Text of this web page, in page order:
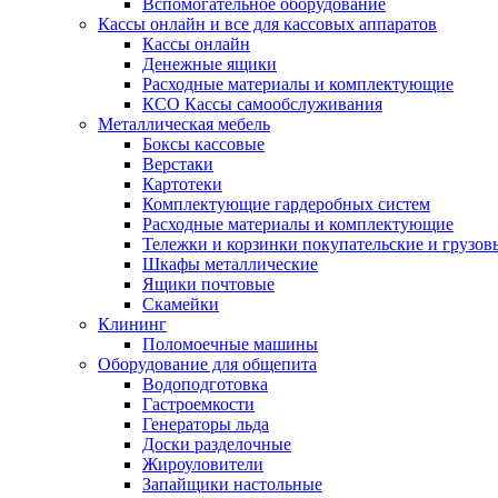
Вспомогательное оборудование
Кассы онлайн и все для кассовых аппаратов
Кассы онлайн
Денежные ящики
Расходные материалы и комплектующие
КСО Кассы самообслуживания
Металлическая мебель
Боксы кассовые
Верстаки
Картотеки
Комплектующие гардеробных систем
Расходные материалы и комплектующие
Тележки и корзинки покупательские и
Шкафы металлические
Ящики почтовые
Скамейки
Клининг
Поломоечные машины
Оборудование для общепита
Водоподготовка
Гастроемкости
Генераторы льда
Доски разделочные
Жироуловители
Запайщики настольные